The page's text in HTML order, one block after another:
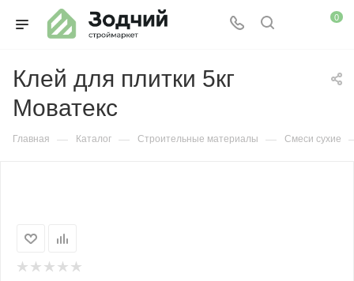
0
Клей для плитки 5кг
Моватекс
Главная — Каталог — Строительные материалы — Смеси сухие